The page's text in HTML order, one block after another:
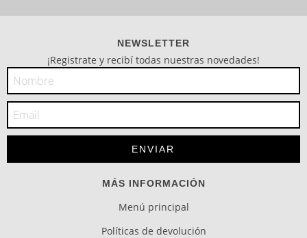
NEWSLETTER
¡Registrate y recibí todas nuestras novedades!
MÁS INFORMACIÓN
Menú principal
Políticas de devolución